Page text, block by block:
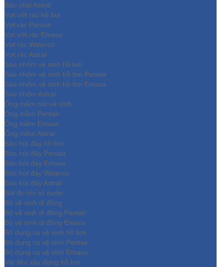
Bàn chải Astral
Vợt vớt rác hồ bơi
Vợt rác Pentair
Vợt vớt rác Emaux
Vợt rác Waterco
Vợt rác Astral
Sào nhôm vệ sinh hồ bơi
Sào nhôm vệ sinh hồ bơi Pentair
Sào nhôm vệ sinh hồ bơi Emaux
Sào nhôm Astral
Ống mềm hút vệ sinh
Ống mềm Pentair
Ống mềm Emaux
Ống mềm Astral
Bàn hút đáy hồ bơi
Bàn hút đáy Pentair
Bàn hút đáy Emaux
Bàn hút đáy Waterco
Bàn hút đáy Astral
Bút đo chỉ số nước
Bộ vệ sinh di động
Bộ vệ sinh di động Pentair
Bộ vệ sinh di động Emaux
Bộ dụng cụ vệ sinh hồ bơi
Bộ dụng cụ vệ sinh Pentair
Bộ dụng cụ vệ sinh Emaux
Vật liệu xây dựng hồ bơi